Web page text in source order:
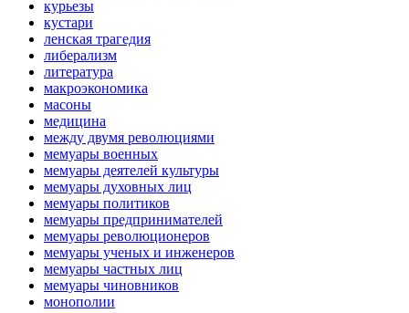
курьезы
кустари
ленская трагедия
либерализм
литература
макроэкономика
масоны
медицина
между двумя революциями
мемуары военных
мемуары деятелей культуры
мемуары духовных лиц
мемуары политиков
мемуары предпринимателей
мемуары революционеров
мемуары ученых и инженеров
мемуары частных лиц
мемуары чиновников
монополии